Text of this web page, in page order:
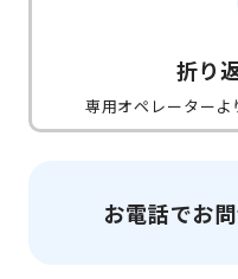
折り
専用オペレーター
お電話でお